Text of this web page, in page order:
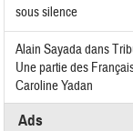
sous silence
Alain Sayadadans
Une partie des
Caroline Yadan
Ads